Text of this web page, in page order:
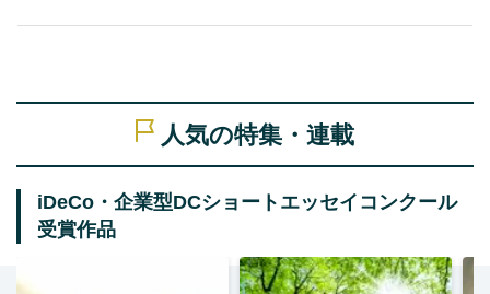
人気の特集・連載
iDeCo・企業型DCショートエッセイコンクール
受賞作品